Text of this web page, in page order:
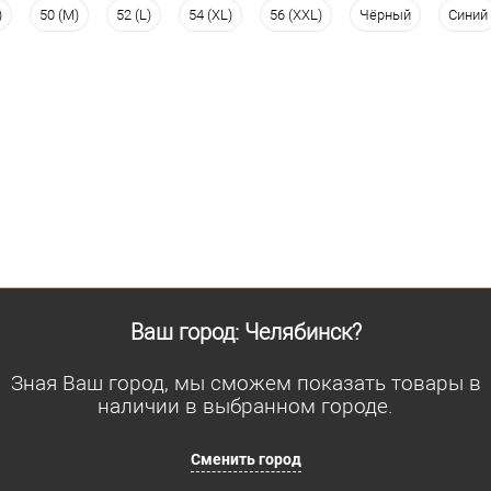
Ваш город: Челябинск?
Зная Ваш город, мы сможем показать товары в
наличии в выбранном городе.
Сменить город
Размер одежды Размер
50 (M) 52 (L) 54 (XL) 56 (XXL) Чёрный Синий